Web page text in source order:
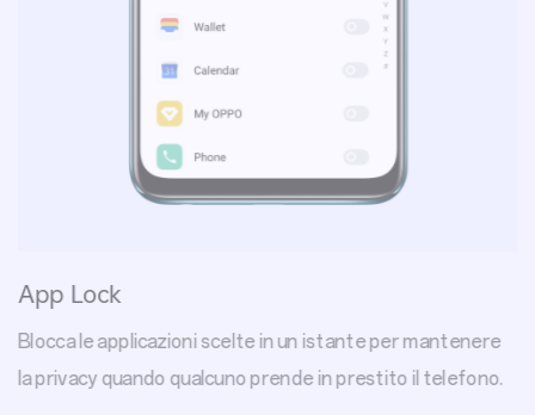
App Lock
Blocca le applicazioni scelte in un istante per mantenere
la privacy quando qualcuno prende in prestito il telefono.